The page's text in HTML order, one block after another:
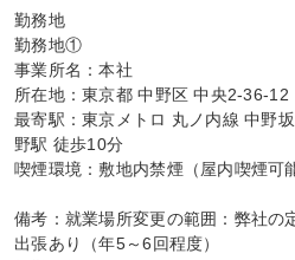
勤務地
勤務地①
事業所名：本社
所在地：東京都 中野区 中央2-36-12
最寄駅：東京メトロ 丸ノ内線 中野
野駅 徒歩10分
喫煙環境：敷地内禁煙（屋内喫煙可
備考：就業場所変更の範囲：弊社
出張あり（年5～6回程度）